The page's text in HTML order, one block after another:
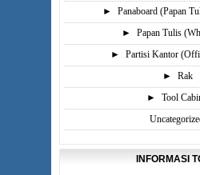
►
Panaboard (Papan
►
Papan Tulis
►
Partisi Kantor
►
Rak
►
Tool
INFORMASI